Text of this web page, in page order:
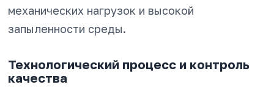
механических нагрузок и высокой
запыленности среды.
Технологический процесс и контроль
качества